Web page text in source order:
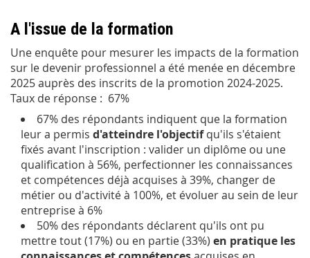
A l'issue de la formation
Une enquête pour mesurer les impacts de la formation
sur le devenir professionnel a été menée en décembre
2025 auprès des inscrits de la promotion 2024-2025.
Taux de réponse : 67%
67% des répondants indiquent que la formation
leur a permis d'atteindre l'objectifqu'ils s'étaient
fixés avant l'inscription : valider un diplôme ou une
qualification à 56%, perfectionner les connaissances
et compétences déjà acquises à 39%, changer de
métier ou d'activité à 100%, et évoluer au sein de leur
entreprise à 6%
50% des répondants déclarent qu'ils ont pu
mettre tout (17%) ou en partie (33%) en pratique les